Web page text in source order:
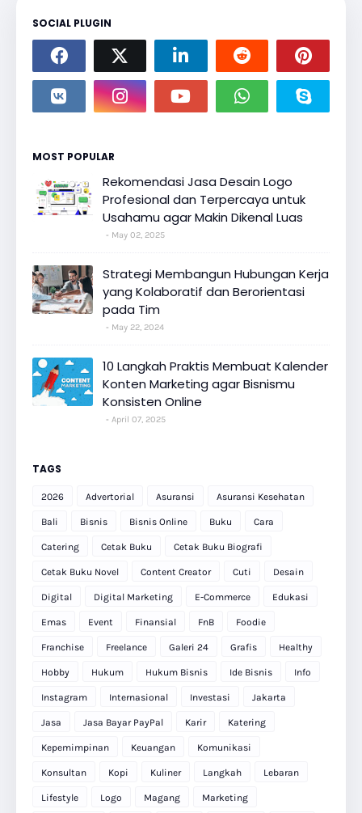
SOCIAL PLUGIN
MOST POPULAR
Rekomendasi Jasa Desain Logo
Profesional dan Terpercaya untuk
Usahamu agar Makin Dikenal Luas
May 02, 2025
Strategi Membangun Hubungan Kerja
yang Kolaboratif dan Berorientasi
pada Tim
May 22, 2024
10 Langkah Praktis Membuat Kalender
Konten Marketing agar Bisnismu
Konsisten Online
April 07, 2025
TAGS
2026 Advertorial Asuransi Asuransi Kesehatan
Bali Bisnis Bisnis Online Buku Cara
Catering Cetak Buku Cetak Buku Biografi
Cetak Buku Novel Content Creator Cuti Desain
Digital Digital Marketing E-Commerce Edukasi
Emas Event Finansial FnB Foodie
Franchise Freelance Galeri 24 Grafis Healthy
Hobby Hukum Hukum Bisnis Ide Bisnis Info
Instagram Internasional Investasi Jakarta
Jasa Jasa Bayar PayPal Karir Katering
Kepemimpinan Keuangan Komunikasi
Konsultan Kopi Kuliner Langkah Lebaran
Lifestyle Logo Magang Marketing